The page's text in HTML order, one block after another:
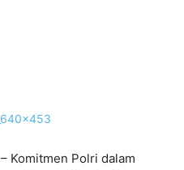
– Komitmen Polri dalam